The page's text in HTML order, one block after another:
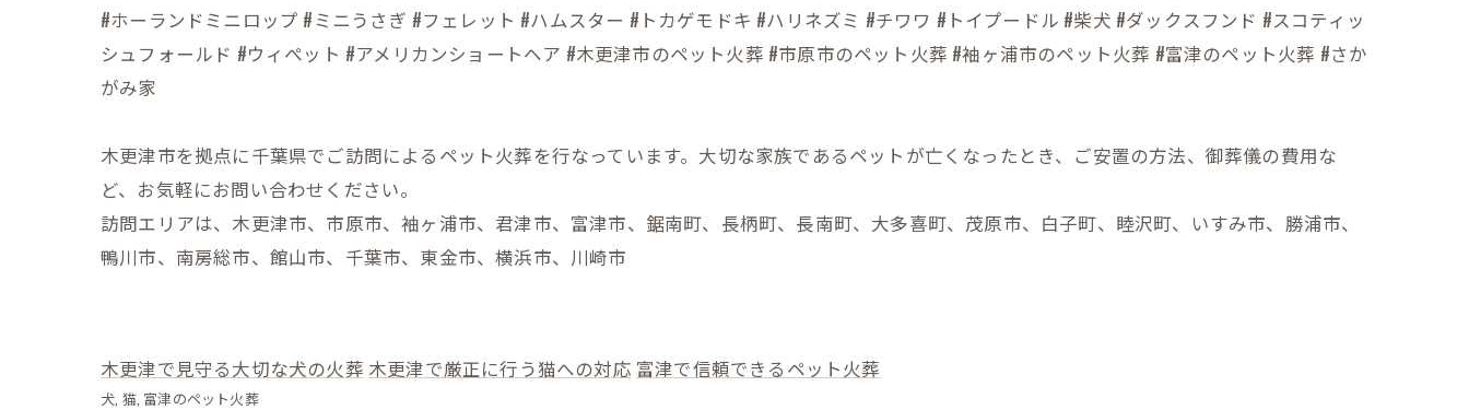
#ホーランドミニロップ #ミニうさぎ #フェレット #ハムスター #トカゲモドキ #ハリネズミ #チワワ #トイプードル #柴犬 #ダックスフンド #スコティッ
シュフォールド #ウィぺット #アメリカンショートヘア #木更津市のペット火葬 #市原市のペット火葬 #袖ヶ浦市のペット火葬 #富津のペット火葬 #さか
がみ家
木更津市を拠点に千葉県でご訪問によるペット火葬を行なっています。大切な家族であるペットが亡くなったとき、ご安置の方法、御葬儀の費用な
ど、お気軽にお問い合わせください。
訪問エリアは、木更津市、市原市、袖ヶ浦市、君津市、富津市、鋸南町、長柄町、長南町、大多喜町、茂原市、白子町、睦沢町、いすみ市、勝浦市、
鴨川市、南房総市、館山市、千葉市、東金市、横浜市、川崎市
木更津で見守る大切な犬の火葬 木更津で厳正に行う猫への対応 富津で信頼できるペット火葬
犬 猫 富津のペット火葬